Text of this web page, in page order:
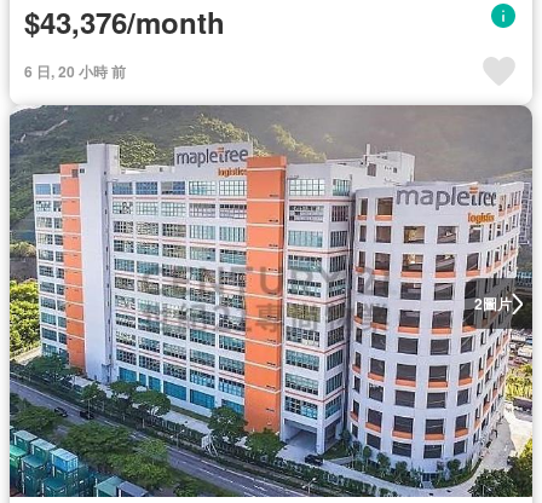
$43,376/month
6 日, 20 小時 前
2圖片